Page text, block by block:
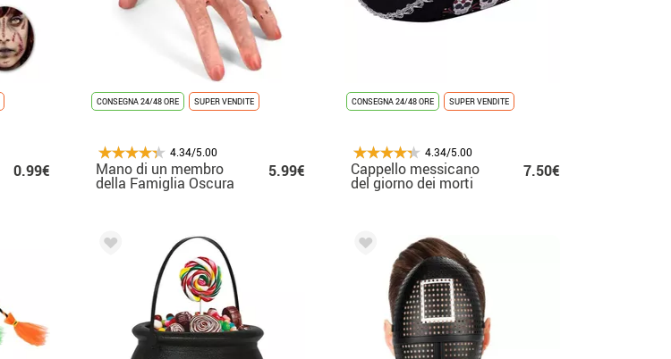
0.99€
CONSEGNA 24/48 ORE SUPER VENDITE
4.34/5.00
Mano di un membro
della Famiglia Oscura
5.99€
CONSEGNA 24/48 ORE SUPER VENDITE
4.34/5.00
Cappello messicano
del giorno dei morti
7.50€